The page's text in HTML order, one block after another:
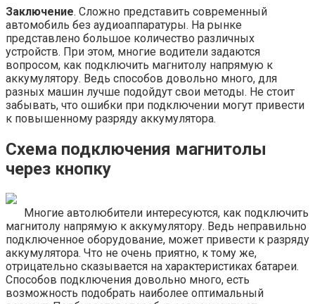
Заключение. Сложно представить современный
автомобиль без аудиоаппаратуры. На рынке
представлено большое количество различных
устройств. При этом, многие водители задаются
вопросом, как подключить магнитолу напрямую к
аккумулятору. Ведь способов довольно много, для
разных машин лучше подойдут свои методы. Не стоит
забывать, что ошибки при подключении могут привести
к повышенному разряду аккумулятора.
Схема подключения магнитолы
через кнопку
Многие автолюбители интересуются, как подключить
магнитолу напрямую к аккумулятору. Ведь неправильно
подключенное оборудование, может привести к разряду
аккумулятора. Что не очень приятно, к тому же,
отрицательно сказывается на характеристиках батареи.
Способов подключения довольно много, есть
возможность подобрать наиболее оптимальный